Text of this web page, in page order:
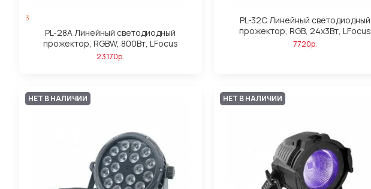
3
PL-28A Линейный светодиодный
прожектор, RGBW, 800Вт, LFocus
23170р.
PL-32C Линейный светодиодный
прожектор, RGB, 24х3Вт, LFocus
7720р.
НЕТ В НАЛИЧИИ НЕТ В НАЛИЧИИ